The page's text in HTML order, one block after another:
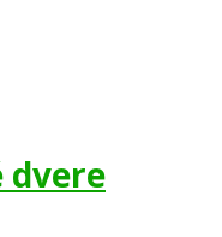
dvere